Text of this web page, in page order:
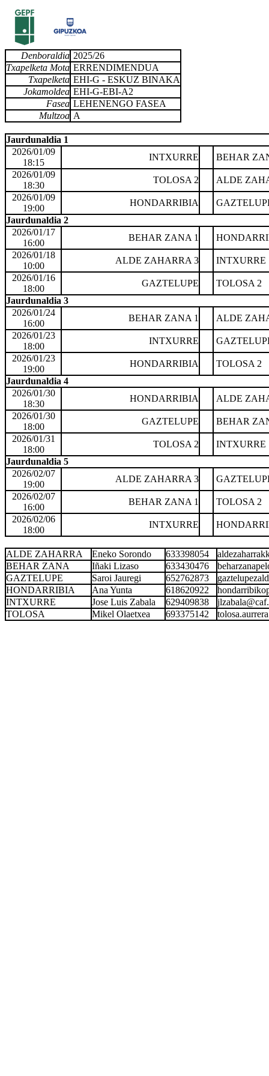
Denboraldia 2025/26
Txapelketa Mota ERRENDIMENDUA
Txapelketa EHI-G - ESKUZ BINAKA
Jokamoldea EHI-G-EBI-A2
Fasea LEHENENGO FASEA
Multzoa A
Jaurdunaldia 1
2026/01/09
18:15
INTXURRE
BEHAR
2026/01/09
18:30
TOLOSA 2
ALDE
2026/01/09
19:00
HONDARRIBIA
Jaurdunaldia 2
2026/01/17
16:00
BEHAR ZANA 1
2026/01/18
10:00
ALDE ZAHARRA 3
INTXURRE
2026/01/16
18:00
GAZTELUPE
TOLOSA 2
Jaurdunaldia 3
2026/01/24
16:00
BEHAR ZANA 1
ALDE
2026/01/23
18:00
INTXURRE
2026/01/23
19:00
HONDARRIBIA
TOLOSA 2
Jaurdunaldia 4
2026/01/30
18:30
HONDARRIBIA
ALDE
2026/01/30
18:00
GAZTELUPE
BEHAR
2026/01/31
18:00
TOLOSA 2
INTXURRE
Jaurdunaldia 5
2026/02/07
19:00
ALDE ZAHARRA 3
2026/02/07
16:00
BEHAR ZANA 1
TOLOSA 2
2026/02/06
18:00
INTXURRE
ALDE ZAHARRA Eneko Sorondo 633398054
BEHAR ZANA
Iñaki Lizaso 633430476
GAZTELUPE
Saroi Jauregi 652762873
HONDARRIBIA
Ana Yunta 618620922
INTXURRE
Jose Luis Zabala 629409838
TOLOSA
Mikel Olaetxea 693375142